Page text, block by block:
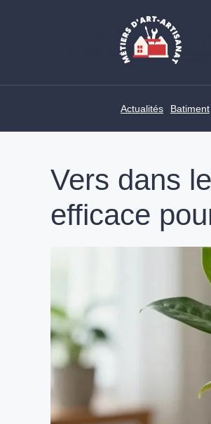
Actualités Batiment
Vers dans
efficace